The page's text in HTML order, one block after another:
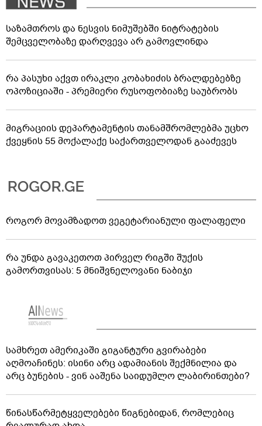
საზამთროს და ნესვის ნიმუშებში ნიტრატების
შემცველობაზე დარღვევა არ გამოვლინდა
რა პასუხი აქვთ ირაკლი კობახიძის ბრალდებებზე
ოპოზიციაში - პრემიერი რუსოფობიაზე საუბრობს
მიგრაციის დეპარტამენტის თანამშრომლებმა უცხო
ქვეყნის 55 მოქალაქე საქართველოდან გააძევეს
როგორ მოვამზადოთ ვეგეტარიანული ფალაფელი
რა უნდა გავაკეთოთ პირველ რიგში შუქის
გამორთვისას: 5 მნიშვნელოვანი ნაბიჯი
სამხრეთ ამერიკაში გიგანტური გვირაბები
აღმოაჩინეს: ისინი არც ადამიანის შექმნილია და
არც ბუნების - ვინ ააშენა საიდუმლო ლაბირინთები?
წინასწარმეტყველებები წიგნებიდან, რომლებიც